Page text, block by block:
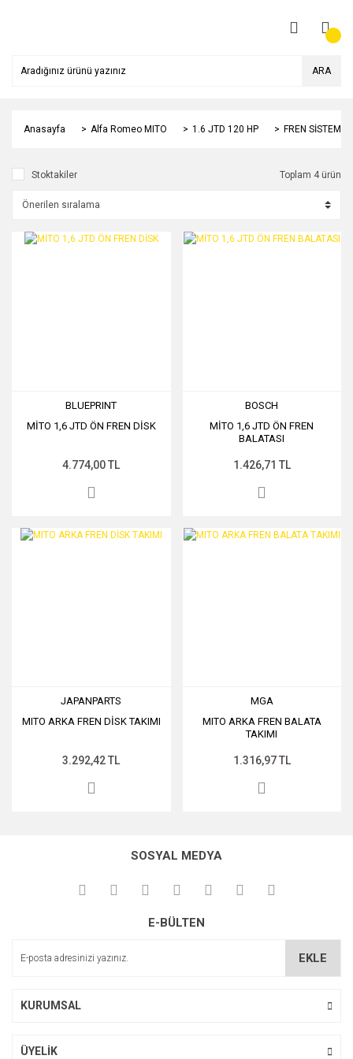
ARA
Anasayfa Alfa Romeo MITO 1.6 JTD 120 HP FREN SİSTEMİ
Stoktakiler Toplam 4 ürün
BLUEPRINT
MİTO 1,6 JTD ÖN FREN DİSK
4.774,00 TL
BOSCH
MİTO 1,6 JTD ÖN FREN
BALATASI
1.426,71 TL
JAPANPARTS
MITO ARKA FREN DİSK TAKIMI
3.292,42 TL
MGA
MITO ARKA FREN BALATA
TAKIMI
1.316,97 TL
SOSYAL MEDYA
E-BÜLTEN
EKLE
KURUMSAL
ÜYELİK